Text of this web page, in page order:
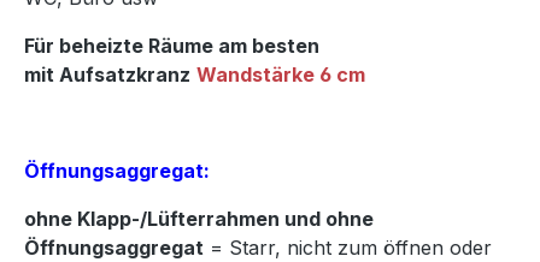
Für beheizte Räume am besten
mit Aufsatzkranz Wandstärke 6 cm
Öffnungsaggregat:
ohne Klapp-/Lüfterrahmen und ohne
Öffnungsaggregat = Starr, nicht zum öffnen oder